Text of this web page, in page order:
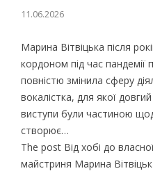
11.06.2026
Марина Вітвіцька після
кордоном під час пандемії
повністю змінила сферу
вокалістка, для якої
виступи були частиною
створює…
The post Від хобі до
майстриня Марина